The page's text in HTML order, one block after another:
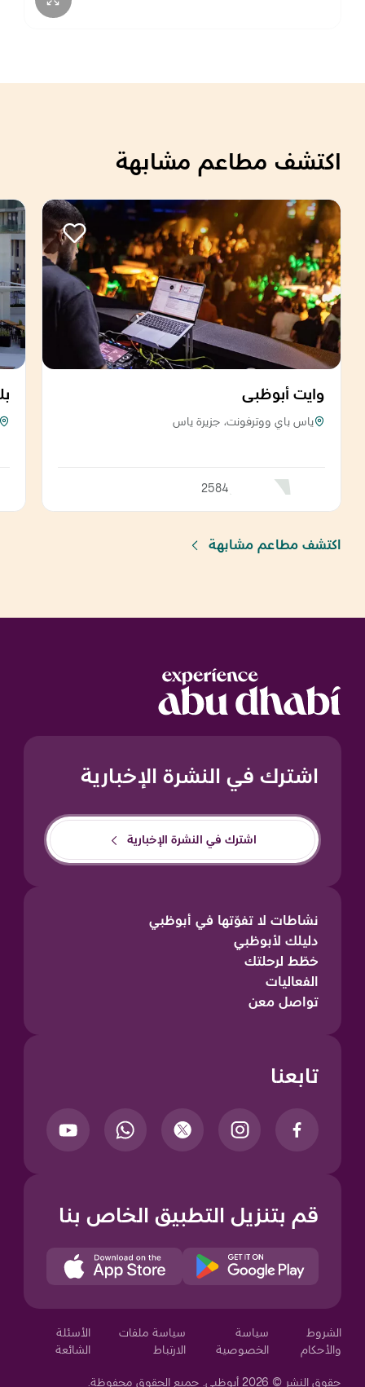
اكتشف مطاعم مشابهة
وايت أبوظبي
ياس باي ووترفونت، جزيرة ياس
2584
اكتشف مطاعم مشابهة
اشترك في النشرة الإخبارية
اشترك في النشرة الإخبارية
نشاطات لا تفوّتها في أبوظبي
دليلك لأبوظبي
خطّط لرحلتك
الفعاليات
تواصل معن
تابعنا
قم بتنزيل التطبيق الخاص بنا
الشروط
والأحكام
سياسة
الخصوصية
سياسة ملفات
الارتباط
الأسئلة
الشائعة
حقوق النشر © 2026 أبوظبي. جميع الحقوق محفوظة.